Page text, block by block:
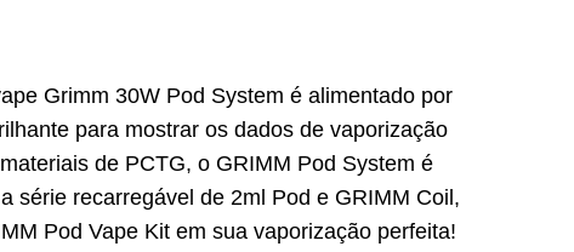
Grimm 30W Pod System é alimentado por
para mostrar os dados de vaporização
de PCTG, o GRIMM Pod System é
série recarregável de 2ml Pod e GRIMM Coil,
Pod Vape Kit em sua vaporização perfeita!